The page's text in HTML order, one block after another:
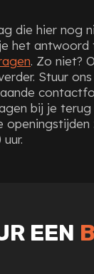
die hier nog
het antwoord
. Zo niet?
Stuur
bij je
EEN